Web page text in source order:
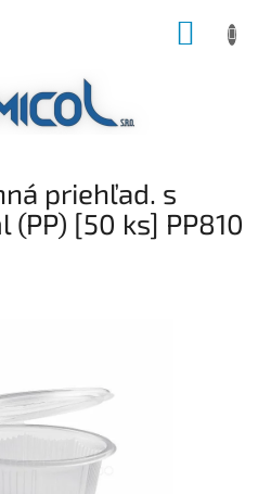
priehľad. s
[50 ks] PP810